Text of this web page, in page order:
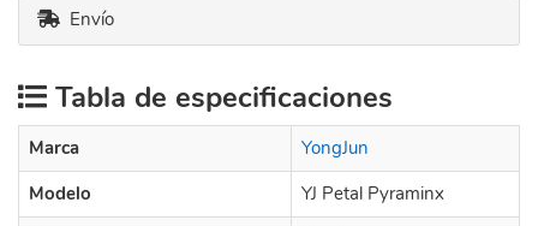
Envío
Tabla de especificaciones
Marca
YongJun
Modelo
YJ Petal Pyraminx